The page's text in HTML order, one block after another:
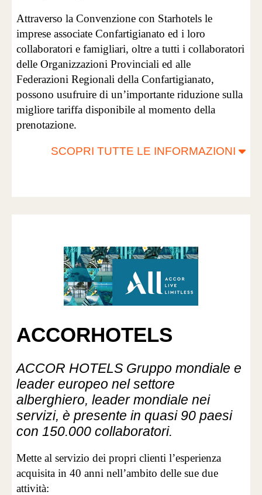
Attraverso la Convenzione con Starhotels le
imprese associate Confartigianato ed i loro
collaboratori e famigliari, oltre a tutti i collaboratori
delle Organizzazioni Provinciali ed alle
Federazioni Regionali della Confartigianato,
possono usufruire di un’importante riduzione sulla
migliore tariffa disponibile al momento della
prenotazione.
SCOPRI TUTTE LE INFORMAZIONI
ACCORHOTELS
ACCOR HOTELS Gruppo mondiale e
leader europeo nel settore
alberghiero, leader mondiale nei
servizi, è presente in quasi 90 paesi
con 150.000 collaboratori.
Mette al servizio dei propri clienti l’esperienza
acquisita in 40 anni nell’ambito delle sue due
attività: